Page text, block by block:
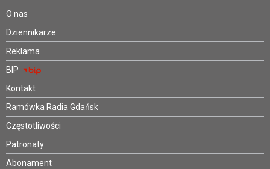
O nas
Dziennikarze
Reklama
BIP
Kontakt
Ramówka Radia Gdańsk
Częstotliwości
Patronaty
Abonament